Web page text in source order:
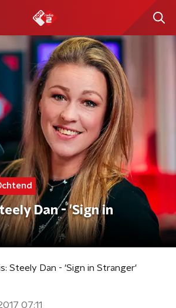
Dan - 'Sign in
Steely Dan - 'Sign in Stranger'
07:11